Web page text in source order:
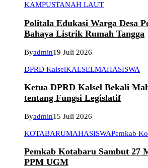
KAMPUSTANAH LAUT
Politala Edukasi Warga Desa
Bahaya Listrik Rumah Tangga
Byadmin19 Juli 2026
DPRD KalselKALSELMAHASISWA
Ketua DPRD Kalsel Bekali
tentang Fungsi Legislatif
Byadmin15 Juli 2026
KOTABARUMAHASISWAPemkab
Pemkab Kotabaru Sambut 27
PPM UGM